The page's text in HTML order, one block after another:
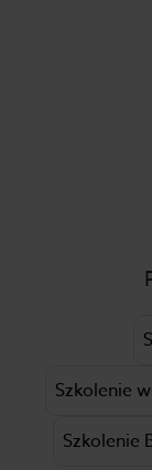
Szkolenie
Szkolenie